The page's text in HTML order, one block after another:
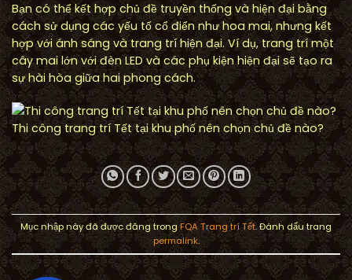
Bạn có thể kết hợp chủ đề truyền thống và hiện đại bằng
cách sử dụng các yếu tố cổ điển như hoa mai, nhưng kết
hợp với ánh sáng và trang trí hiện đại. Ví dụ, trang trí một
cây mai lớn với đèn LED và các phụ kiện hiện đại sẽ tạo ra
sự hài hòa giữa hai phong cách.
Thi công trang trí Tết tại khu phố nên chọn chủ đề nào?
Mục nhập này đã được đăng trong FQA Trang trí Tết. Đánh dấu trang
permalink.